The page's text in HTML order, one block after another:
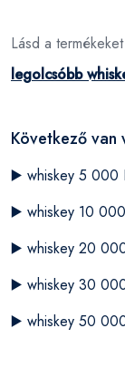
Lásd a
legolcsóbb
Következő van
▶️ whiskey 5 000
▶️ whiskey 10
▶️ whiskey 20
▶️ whiskey 30
▶️ whiskey 50